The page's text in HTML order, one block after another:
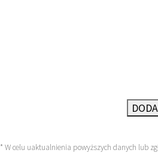
* W celu uaktualnienia powyższych danych lub